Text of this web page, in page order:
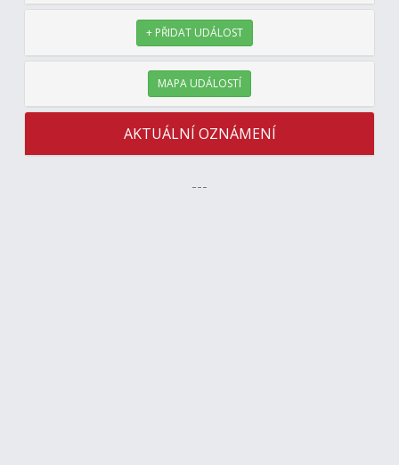
+ PŘIDAT UDÁLOST
MAPA UDÁLOSTÍ
AKTUÁLNÍ OZNÁMENÍ
---